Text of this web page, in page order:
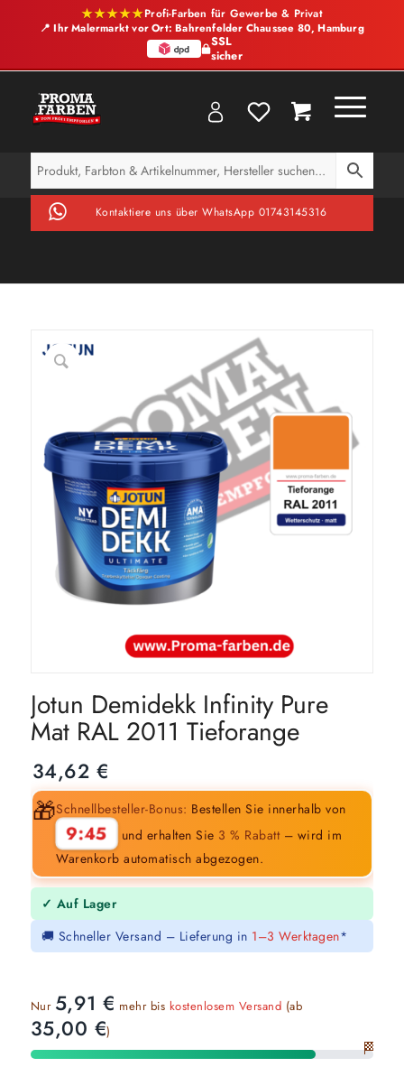
★★★★★Profi-Farben für Gewerbe & Privat
📍 Ihr Malermarkt vor Ort: Bahrenfelder Chaussee 80, Hamburg
SSL
sicher
Kontaktiere uns über WhatsApp 01743145316
Jotun Demidekk Infinity Pure
Mat RAL 2011 Tieforange
34,62 €
🎁Schnellbesteller-Bonus: Bestellen Sie innerhalb von
9:44 und erhalten Sie 3 % Rabatt– wird im
Warenkorb automatisch abgezogen.
✓ Auf Lager
🚚 Schneller Versand – Lieferung in 1–3 Werktagen*
Nur 5,91€ mehr bis kostenlosem Versand (ab
35,00 €)
🏁